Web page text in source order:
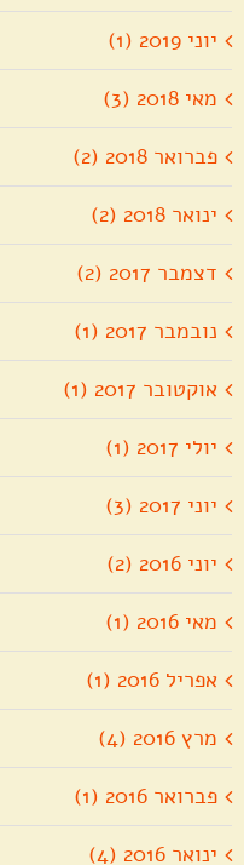
יוני 2019 (1)
מאי 2018 (3)
פברואר 2018 (2)
ינואר 2018 (2)
דצמבר 2017 (2)
נובמבר 2017 (1)
אוקטובר 2017 (1)
יולי 2017 (1)
יוני 2017 (3)
יוני 2016 (2)
מאי 2016 (1)
אפריל 2016 (1)
מרץ 2016 (4)
פברואר 2016 (1)
ינואר 2016 (4)